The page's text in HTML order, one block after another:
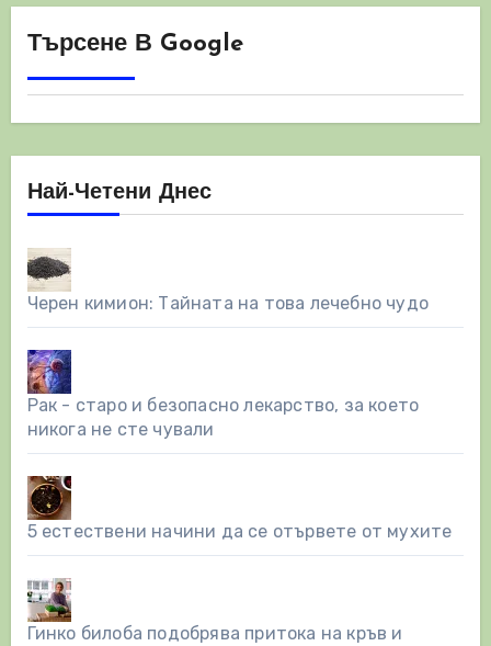
Търсене В Google
Най-Четени Днес
Черен кимион: Тайната на това лечебно чудо
Рак - старо и безопасно лекарство, за което
никога не сте чували
5 естествени начини да се отървете от мухите
Гинко билоба подобрява притока на кръв и